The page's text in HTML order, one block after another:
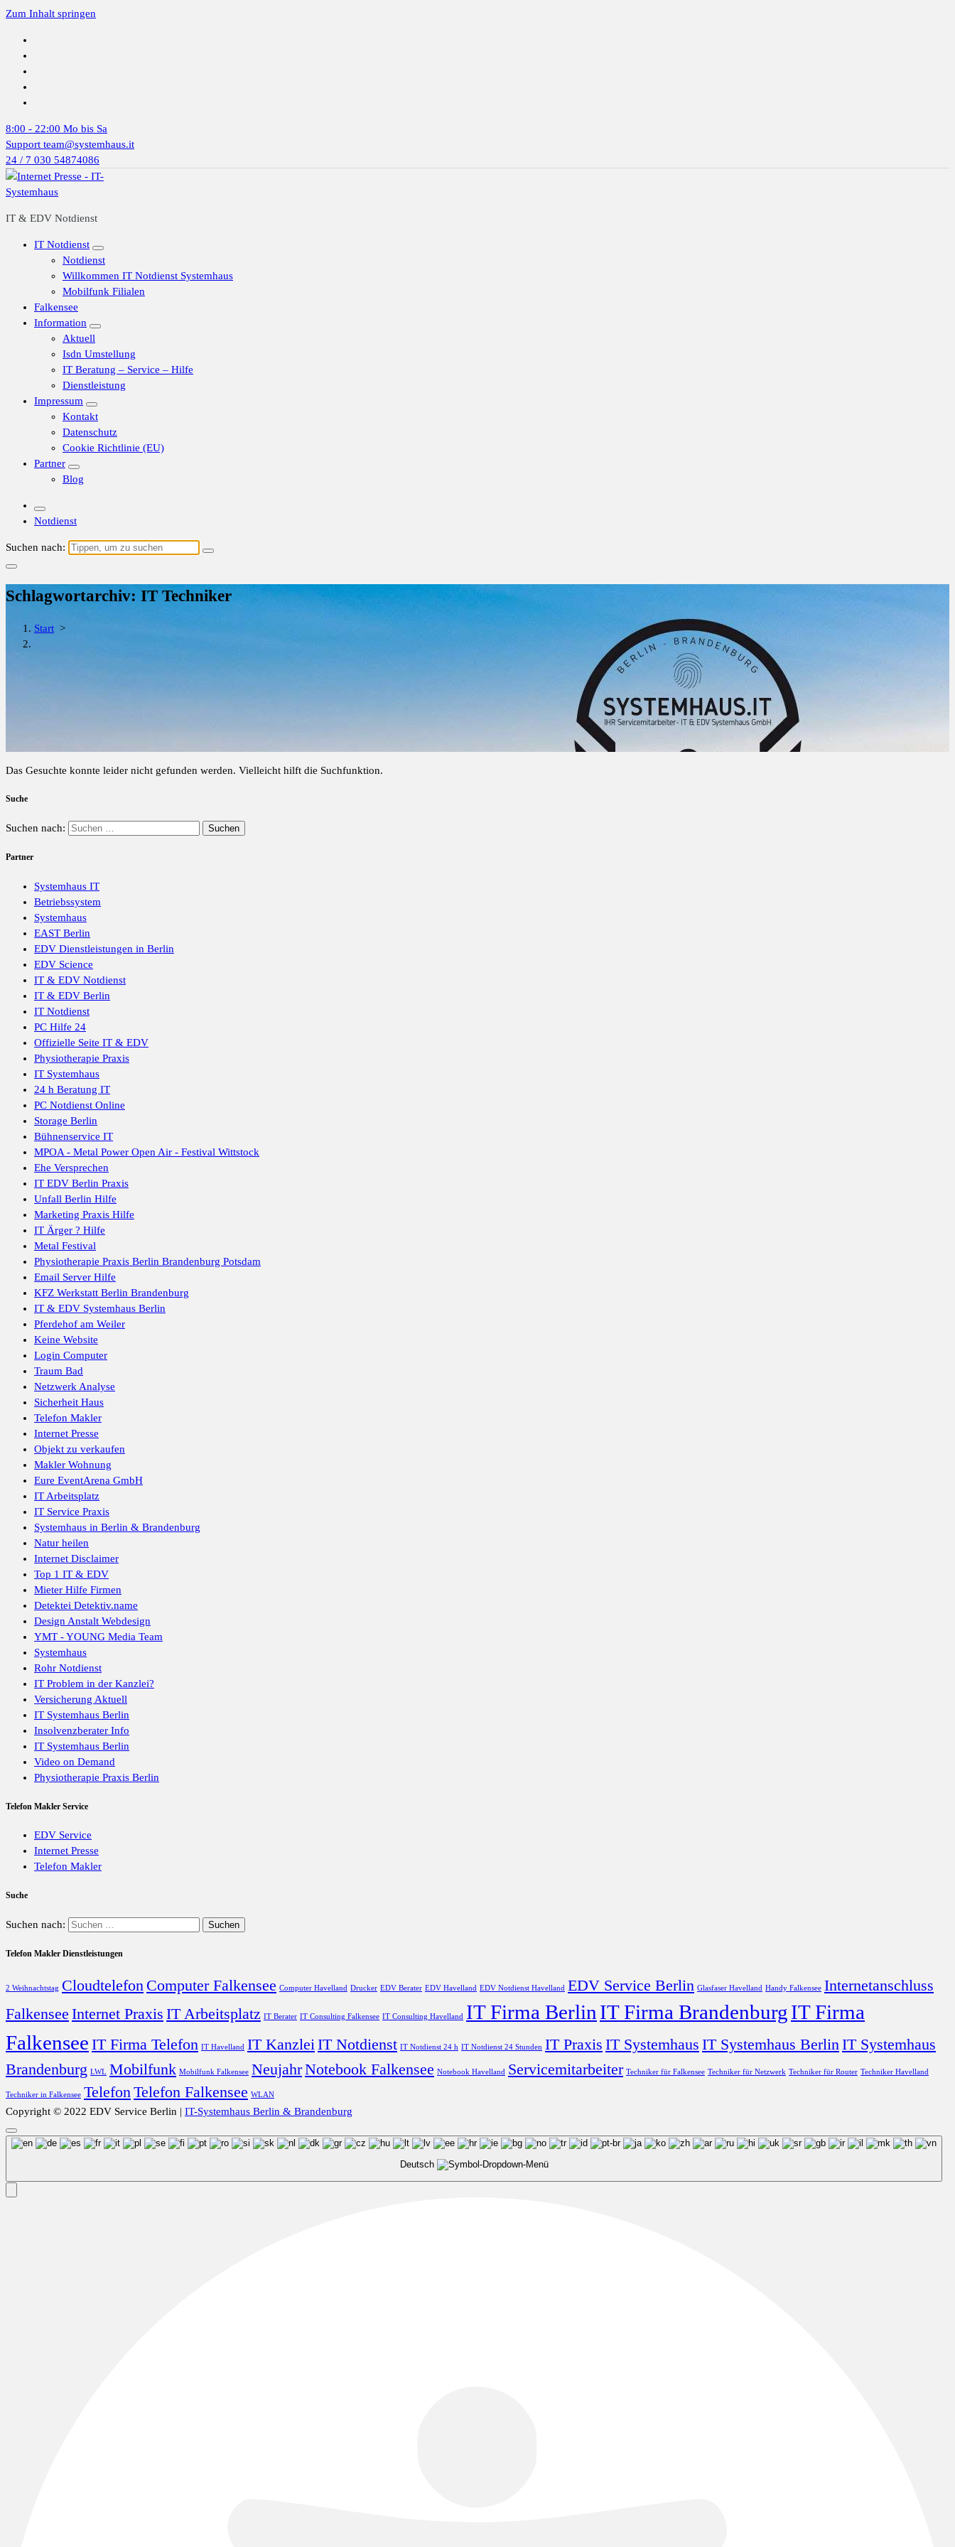
Zum Inhalt springen
8:00 - 22:00 Mo bis Sa
Support team@systemhaus.it
24 / 7 030 54874086
IT & EDV Notdienst
IT Notdienst
Notdienst
Willkommen IT Notdienst Systemhaus
Mobilfunk Filialen
Falkensee
Information
Aktuell
Isdn Umstellung
IT Beratung – Service – Hilfe
Dienstleistung
Impressum
Kontakt
Datenschutz
Cookie Richtlinie (EU)
Partner
Blog
Notdienst
Suchen nach:
Schlagwortarchiv: IT Techniker
Start >
Das Gesuchte konnte leider nicht gefunden werden. Vielleicht hilft die Suchfunktion.
Suche
Suchen nach:
Partner
Systemhaus IT
Betriebssystem
Systemhaus
EAST Berlin
EDV Dienstleistungen in Berlin
EDV Science
IT & EDV Notdienst
IT & EDV Berlin
IT Notdienst
PC Hilfe 24
Offizielle Seite IT & EDV
Physiotherapie Praxis
IT Systemhaus
24 h Beratung IT
PC Notdienst Online
Storage Berlin
Bühnenservice IT
MPOA - Metal Power Open Air - Festival Wittstock
Ehe Versprechen
IT EDV Berlin Praxis
Unfall Berlin Hilfe
Marketing Praxis Hilfe
IT Ärger ? Hilfe
Metal Festival
Physiotherapie Praxis Berlin Brandenburg Potsdam
Email Server Hilfe
KFZ Werkstatt Berlin Brandenburg
IT & EDV Systemhaus Berlin
Pferdehof am Weiler
Keine Website
Login Computer
Traum Bad
Netzwerk Analyse
Sicherheit Haus
Telefon Makler
Internet Presse
Objekt zu verkaufen
Makler Wohnung
Eure EventArena GmbH
IT Arbeitsplatz
IT Service Praxis
Systemhaus in Berlin & Brandenburg
Natur heilen
Internet Disclaimer
Top 1 IT & EDV
Mieter Hilfe Firmen
Detektei Detektiv.name
Design Anstalt Webdesign
YMT - YOUNG Media Team
Systemhaus
Rohr Notdienst
IT Problem in der Kanzlei?
Versicherung Aktuell
IT Systemhaus Berlin
Insolvenzberater Info
IT Systemhaus Berlin
Video on Demand
Physiotherapie Praxis Berlin
Telefon Makler Service
EDV Service
Internet Presse
Telefon Makler
Suche
Suchen nach:
Telefon Makler Dienstleistungen
2 Weihnachtstag Cloudtelefon Computer Falkensee Computer Havelland Drucker EDV Berater EDV Havelland EDV Notdienst Havelland EDV Service Berlin Glasfaser Havelland Handy Falkensee Internetanschluss
Falkensee Internet Praxis IT Arbeitsplatz IT Berater IT Consulting Falkensee IT Consulting Havelland IT Firma BerlinIT Firma BrandenburgIT Firma
Falkensee IT Firma Telefon IT Havelland IT KanzleiIT Notdienst IT Notdienst 24 h IT Notdienst 24 Stunden IT Praxis IT Systemhaus IT Systemhaus BerlinIT Systemhaus
Brandenburg LWL Mobilfunk Mobilfunk Falkensee NeujahrNotebook Falkensee Notebook Havelland Servicemitarbeiter Techniker für Falkensee Techniker für Netzwerk Techniker für Router Techniker Havelland
Techniker in Falkensee TelefonTelefon Falkensee WLAN
Copyright © 2022 EDV Service Berlin | IT-Systemhaus Berlin & Brandenburg
Deutsch